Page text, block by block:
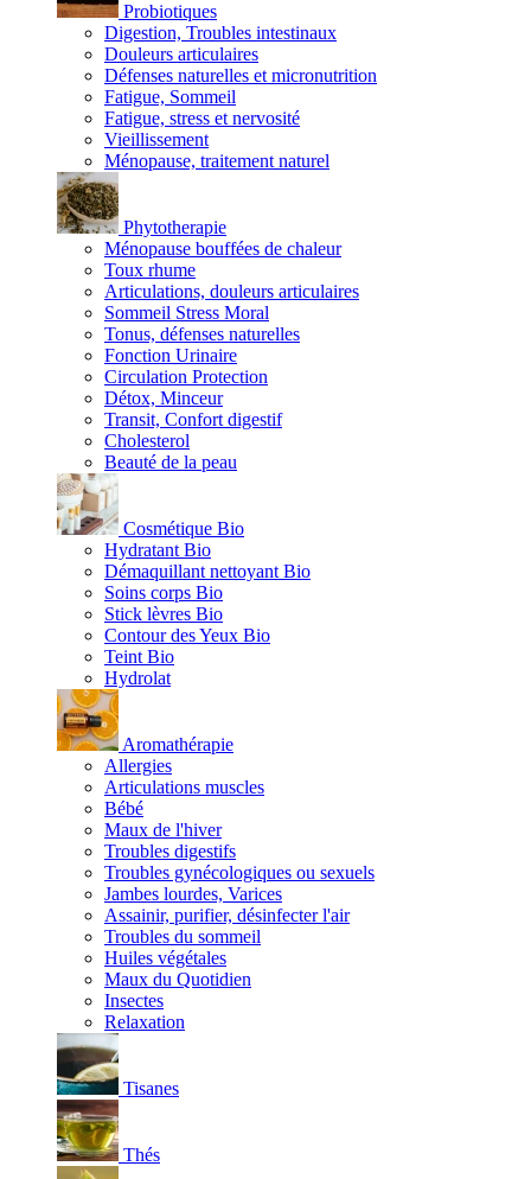
Probiotiques
Digestion, Troubles intestinaux
Douleurs articulaires
Défenses naturelles et micronutrition
Fatigue, Sommeil
Fatigue, stress et nervosité
Vieillissement
Ménopause, traitement naturel
Phytotherapie
Ménopause bouffées de chaleur
Toux rhume
Articulations, douleurs articulaires
Sommeil Stress Moral
Tonus, défenses naturelles
Fonction Urinaire
Circulation Protection
Détox, Minceur
Transit, Confort digestif
Cholesterol
Beauté de la peau
Cosmétique Bio
Hydratant Bio
Démaquillant nettoyant Bio
Soins corps Bio
Stick lèvres Bio
Contour des Yeux Bio
Teint Bio
Hydrolat
Aromathérapie
Allergies
Articulations muscles
Bébé
Maux de l'hiver
Troubles digestifs
Troubles gynécologiques ou sexuels
Jambes lourdes, Varices
Assainir, purifier, désinfecter l'air
Troubles du sommeil
Huiles végétales
Maux du Quotidien
Insectes
Relaxation
Tisanes
Thés